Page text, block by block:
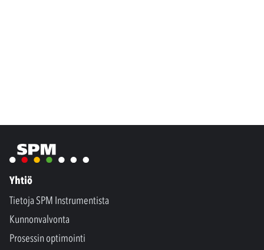
Yhtiö
Tietoja SPM Instrumentista
Kunnonvalvonta
Prosessin optimointi